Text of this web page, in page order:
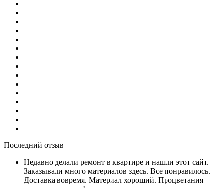
Последний отзыв
Недавно делали ремонт в квартире и нашли этот сайт.
Заказывали много материалов здесь. Все понравилось.
Доставка вовремя. Материал хороший. Процветания